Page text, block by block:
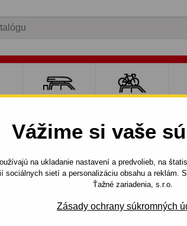
Vážime si vaše
na ukladanie nastavení a predvolieb, na
sociálnych sietí a personalizáciu obsahu a reklám.
Ťažné zariadenia, s.r.o.
Zásady ochrany súkromných
bajonetovým systém
OPEL
Kód: E 17